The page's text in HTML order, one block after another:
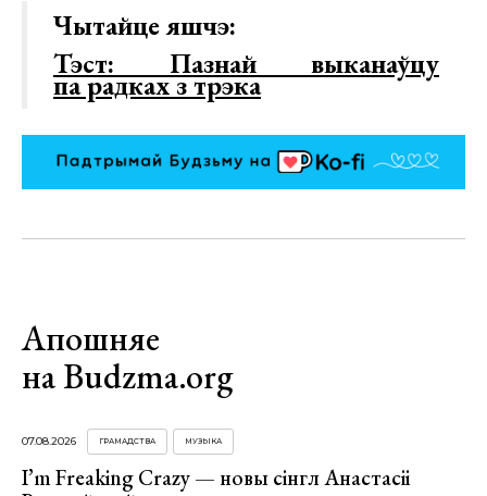
Чытайце яшчэ:
Тэст: Пазнай выканаўцу
па радках з трэка
Апошняе
на Budzma.org
07.08.2026 ГРАМАДСТВА МУЗЫКА
I’m Freaking Crazy — новы сінгл Анастасіі